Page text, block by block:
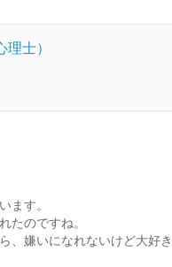
士）
ます。
たのですね。
、嫌いになれないけど大好